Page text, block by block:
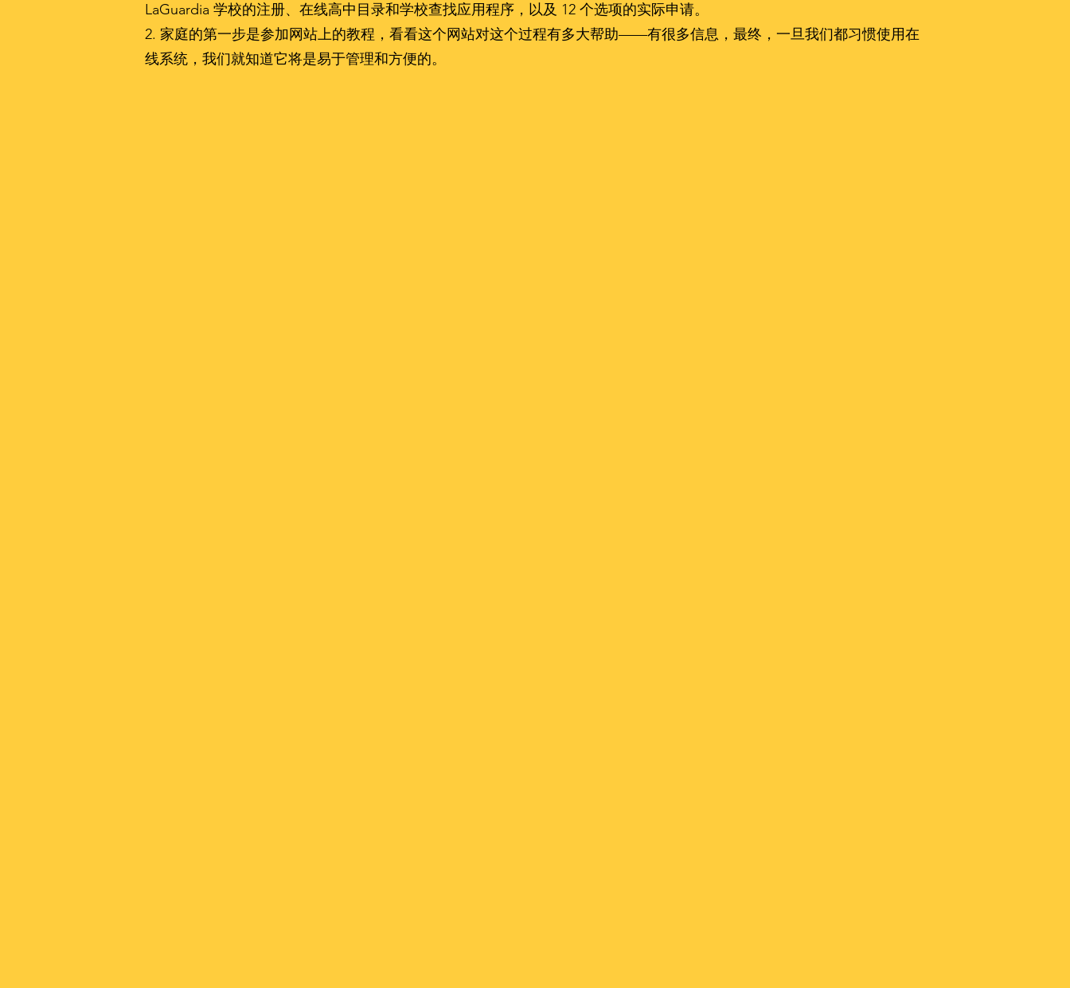
LaGuardia 学校的注册、在线高中目录和学校查找应用程序，以及 12 个选项的实际申请。
2. 家庭的第一步是参加网站上的教程，看看这个网站对这个过程有多大帮助——有很多信息，最终，一旦我们都习惯使用在
线系统，我们就知道它将是易于管理和方便的。